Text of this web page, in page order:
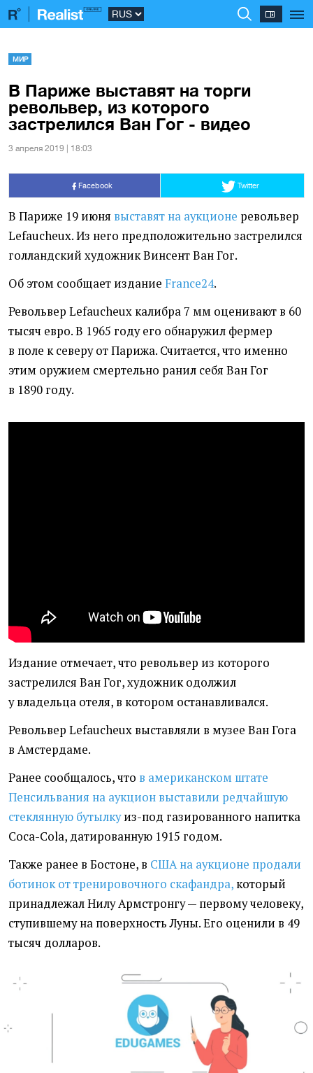
МИР
В Париже выставят на торги
револьвер, из которого
застрелился Ван Гог - видео
3 апреля 2019 | 18:03
Facebook Twitter
В Париже 19 июня выставят на аукционе револьвер
Lefaucheux. Из него предположительно застрелился
голландский художник Винсент Ван Гог.
Об этом сообщает издание France24.
Револьвер Lefaucheux калибра 7 мм оценивают в 60
тысяч евро. В 1965 году его обнаружил фермер
в поле к северу от Парижа. Считается, что именно
этим оружием смертельно ранил себя Ван Гог
в 1890 году.
Издание отмечает, что револьвер из которого
застрелился Ван Гог, художник одолжил
у владельца отеля, в котором останавливался.
Револьвер Lefaucheux выставляли в музее Ван Гога
в Амстердаме.
Ранее сообщалось, что в американском штате
Пенсильвания на аукцион выставили редчайшую
стеклянную бутылкуиз-под газированного напитка
Coca-Cola, датированную 1915 годом.
Также ранее в Бостоне, в США на аукционе продали
ботинок от тренировочного скафандра, который
принадлежал Нилу Армстронгу — первому человеку,
ступившему на поверхность Луны. Его оценили в 49
тысяч долларов.